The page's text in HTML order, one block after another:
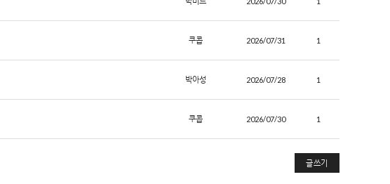
쿠콥 2026/07/31 1
박아성 2026/07/28 1
쿠콥 2026/07/30 1
글쓰기